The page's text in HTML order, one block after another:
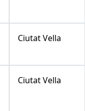
Ciutat Vella
Ciutat Vella